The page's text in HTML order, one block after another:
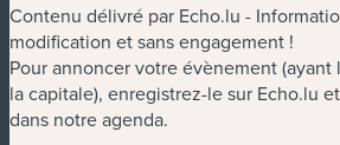
Contenu délivré par Echo.lu -
modification et sans engagement !
Pour annoncer votre évènement
la capitale), enregistrez-le sur Echo.lu
dans notre agenda.